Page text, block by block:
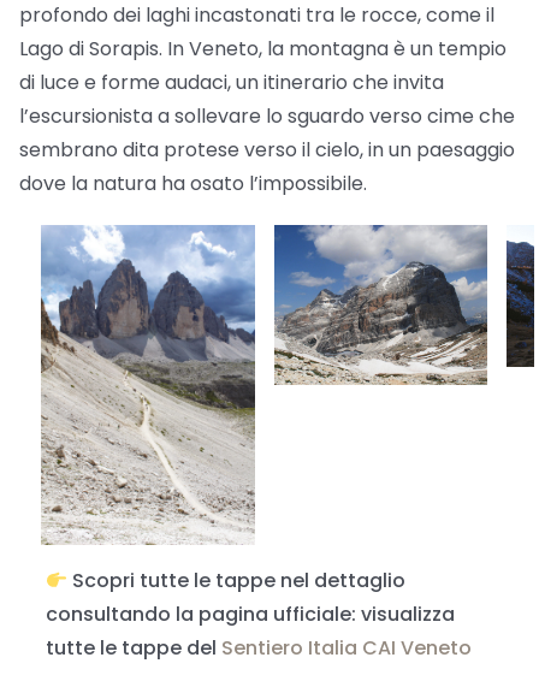
profondo dei laghi incastonati tra le rocce, come il
Lago di Sorapis. In Veneto, la montagna è un tempio
di luce e forme audaci, un itinerario che invita
l’escursionista a sollevare lo sguardo verso cime che
sembrano dita protese verso il cielo, in un paesaggio
dove la natura ha osato l’impossibile.
Scopri tutte le tappe nel dettaglio
consultando la pagina ufficiale: visualizza
tutte le tappe del Sentiero Italia CAI Veneto